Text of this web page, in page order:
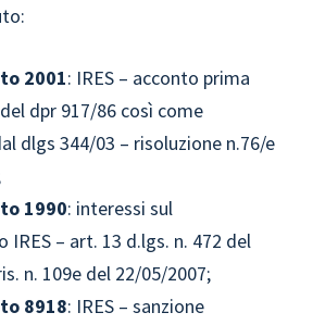
2001: IRES – acconto prima
dpr 917/86 così come
dlgs 344/03 – risoluzione n.76/e
1990: interessi sul
IRES – art. 13 d.lgs. n. 472 del
n. 109e del 22/05/2007;
8918: IRES – sanzione